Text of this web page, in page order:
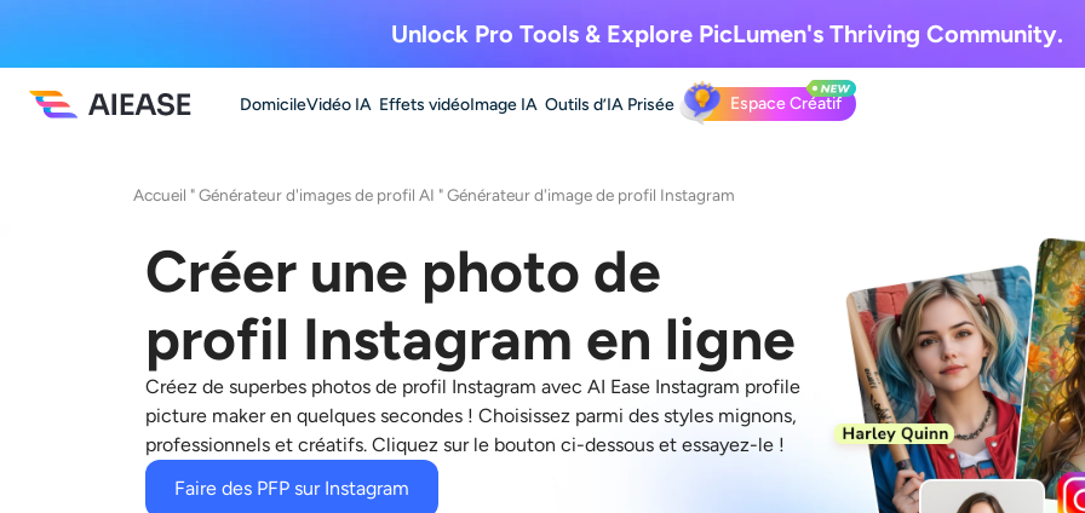
Unlock Pro Tools & ExplorePicLumen's Thriving Community.
DomicileVidéo IA Effets vidéoImage IA Outils d’IA Prisée Espace Créatif
Accueil "Générateur d'images de profil AI "Générateur d'image de profil Instagram
Créer une photo de
profil Instagram en ligne
Créez de superbes photos de profil Instagram avec AI Ease Instagram profile
picture maker en quelques secondes ! Choisissez parmi des styles mignons,
professionnels et créatifs. Cliquez sur le bouton ci-dessous et essayez-le !
Faire des PFP sur Instagram